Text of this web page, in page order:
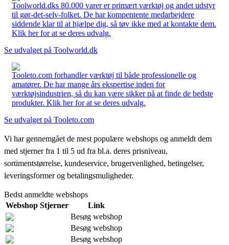
Toolworld.dks 80.000 varer er primært værktøj og andet udstyr
til gør-det-selv-folket. De har kompentente medarbejdere
siddende klar til at hjælpe dig, så tøv ikke med at kontakte dem.
Klik her for at se deres udvalg.
Se udvalget på Toolworld.dk
Tooleto.com forhandler værktøj til både professionelle og
amatører. De har mange års ekspertise inden for
værktøjsindustrien, så du kan være sikker på at finde de bedste
produkter. Klik her for at se deres udvalg.
Se udvalget på Tooleto.com
Vi har gennemgået de mest populære webshops og anmeldt dem
med stjerner fra 1 til 5 ud fra bl.a. deres prisniveau,
sortimentstørrelse, kundeservice, brugervenlighed, betingelser,
leveringsformer og betalingsmuligheder.
Bedst anmeldte webshops
Webshop Stjerner
Link
Besøg webshop
Besøg webshop
Besøg webshop